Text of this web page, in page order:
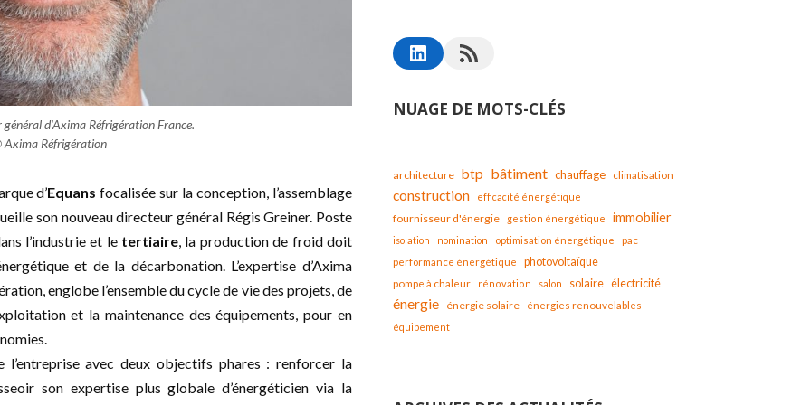
général d'Axima Réfrigération France.
Axima Réfrigération
d’Equans focalisée sur la conception, l’assemblage
son nouveau directeur général Régis Greiner. Poste
l’industrie et le tertiaire, la production de froid doit
et de la décarbonation. L’expertise d’Axima
englobe l’ensemble du cycle de vie des projets, de
et la maintenance des équipements, pour en
avec deux objectifs phares : renforcer la
son expertise plus globale d’énergéticien via la
NUAGE DE MOTS-CLÉS
architecture btp bâtiment chauffage climatisation
construction efficacité énergétique
fournisseur d'énergie gestion énergétique immobilier
isolation nomination optimisation énergétique
pac
performance énergétique
photovoltaïque
pompe à chaleur rénovation salon solaire électricité
énergie énergie solaire
énergies renouvelables
équipement